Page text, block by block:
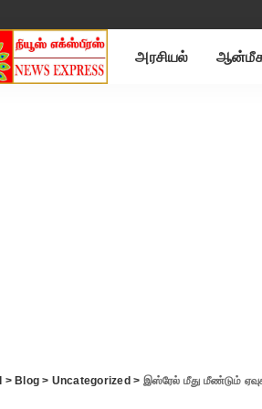
அரசியல்
> Blog > Uncategorized > இஸ்ரேல் மீது மீண்டும்